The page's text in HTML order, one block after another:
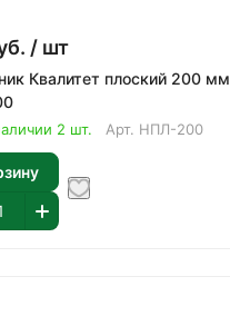
/ шт
Квалитет плоский 200 мм
2 шт. Арт. НПЛ-200